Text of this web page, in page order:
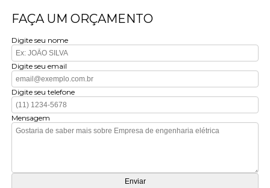
FAÇA UM ORÇAMENTO
Digite seu nome
Digite seu email
Digite seu telefone
Mensagem